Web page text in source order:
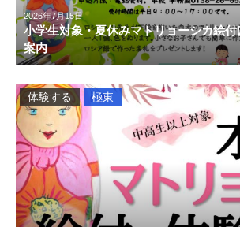
2026年7月15日
小学生対象・夏休みマトリョーシカ絵
案内
体験する 極東